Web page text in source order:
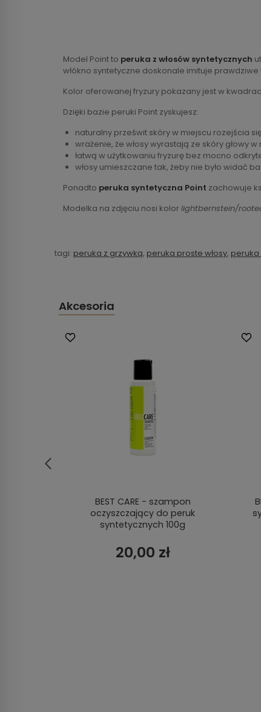
Model Point to peruka z włosów syntetycznych
włókno syntetyczne doskonale imituje prawdziwe
Kolor oferowanej fryzury pokazany jest w
Dzięki bazie peruki Point zyskujesz:
naturalny prześwit skóry w miejscu rozejścia
wrażenie, że włosy wyrastają ze skóry głowy
łatwą w użytkowaniu fryzurę bez mocno
włosy umieszczane tak, żeby nie było widać
Ponadto peruka syntetyczna Point zachowuje
Modelka na zdjęciu nosi kolor lightbernstein/
tagi: peruka z grzywką, peruka proste włosy, peruka
Akcesoria
BEST CARE - szampon
oczyszczający do peruk
syntetycznych 100g
20,00 zł